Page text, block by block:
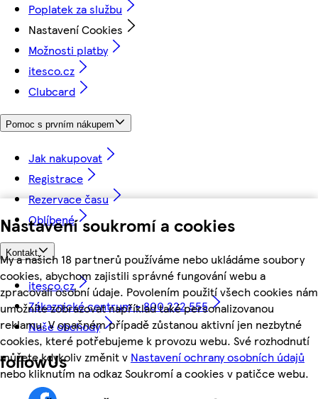
Nastavení soukromí a cookies
My a našich 18 partnerů používáme nebo ukládáme soubory
cookies, abychom zajistili správné fungování webu a
zpracovali osobní údaje. Povolením použití všech cookies nám
umožníte zobrazovat například také personalizovanou
reklamu. V opačném případě zůstanou aktivní jen nezbytné
cookies, které potřebujeme k provozu webu. Své rozhodnutí
můžete kdykoliv změnit v Nastavení ochrany osobních údajů
nebo kliknutím na odkaz Soukromí a cookies v patičce webu.
Poplatek za službu
Nastavení Cookies
Možnosti platby
itesco.cz
Clubcard
Pomoc s prvním nákupem
Jak nakupovat
Registrace
Rezervace času
Oblíbené
Kontakt
itesco.cz
Zákaznické centrum - 800 222 555
Naše obchody
followUs